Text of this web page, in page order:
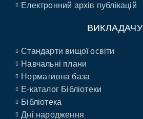
Електронний архів публікацій
ВИКЛАДАЧУ
Стандарти вищої освіти
Навчальні плани
Нормативна база
E-каталог Бібліотеки
Бібліотека
Дні народження